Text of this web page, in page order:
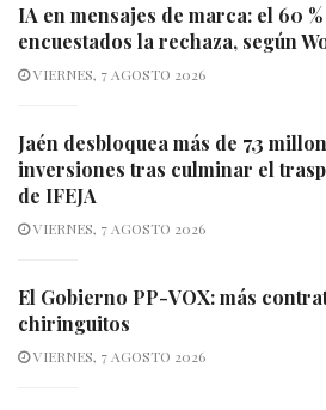
IA en mensajes de marca: el 60
encuestados la rechaza, según
VIERNES, 7 AGOSTO 2026
Jaén desbloquea más de 7,3
inversiones tras culminar el
de IFEJA
VIERNES, 7 AGOSTO 2026
El Gobierno PP-VOX: más
chiringuitos
VIERNES, 7 AGOSTO 2026